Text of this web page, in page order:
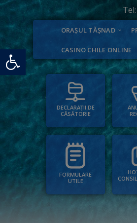
Deschide bara de unelte
Tel:
ORAȘUL TĂȘNAD
CASINO CHILE ONLINE
DECLARAȚII DE
CĂSĂTORIE
FORMULARE
UTILE